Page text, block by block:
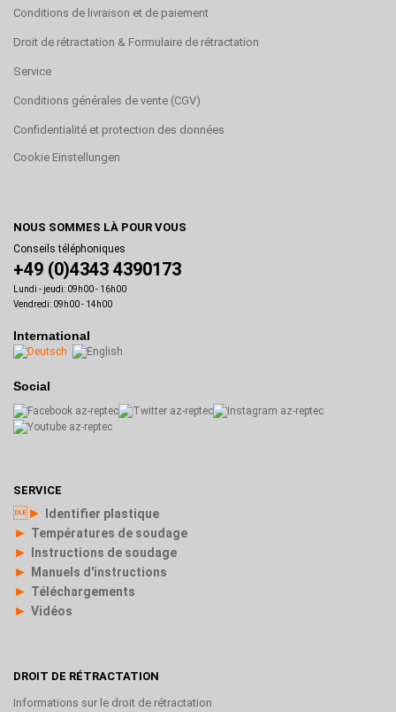
Conditions de livraison et de paiement
Droit de rétractation & Formulaire de rétractation
Service
Conditions générales de vente (CGV)
Confidentialité et protection des données
Cookie Einstellungen
NOUS SOMMES LÀ POUR VOUS
Conseils téléphoniques
+49 (0)4343 4390173
Lundi - jeudi: 09h00 - 16h00
Vendredi: 09h00 - 14h00
International
Social
SERVICE
► Identifier plastique
► Températures de soudage
► Instructions de soudage
► Manuels d'instructions
► Téléchargements
► Vidéos
DROIT DE RÉTRACTATION
Informations sur le droit de rétractation